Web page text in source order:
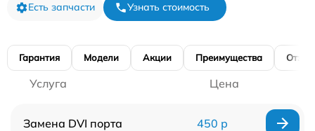
Есть запчасти Узнать стоимость
Гарантия Модели Акции Преимущества
Услуга Цена
Замена DVI порта 450 р